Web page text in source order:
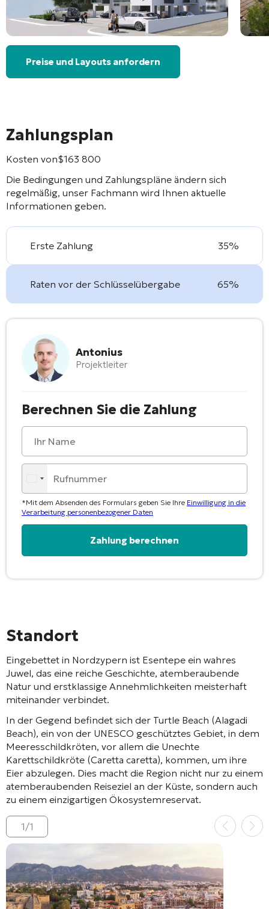
Preise und Layouts anfordern
Zahlungsplan
Kosten von$163 800
Die Bedingungen und Zahlungspläne ändern sich
regelmäßig, unser Fachmann wird Ihnen aktuelle
Informationen geben.
Erste Zahlung 35%
Raten vor der Schlüsselübergabe 65%
Antonius
Projektleiter
Berechnen Sie die Zahlung
*Mit dem Absenden des Formulars geben Sie Ihre Einwilligung in die
Verarbeitung personenbezogener Daten
Standort
Eingebettet in Nordzypern ist Esentepe ein wahres
Juwel, das eine reiche Geschichte, atemberaubende
Natur und erstklassige Annehmlichkeiten meisterhaft
miteinander verbindet.
In der Gegend befindet sich der Turtle Beach (Alagadi
Beach), ein von der UNESCO geschütztes Gebiet, in dem
Meeresschildkröten, vor allem die Unechte
Karettschildkröte (Caretta caretta), kommen, um ihre
Eier abzulegen. Dies macht die Region nicht nur zu einem
atemberaubenden Reiseziel an der Küste, sondern auch
zu einem einzigartigen Ökosystemreservat.
1/1